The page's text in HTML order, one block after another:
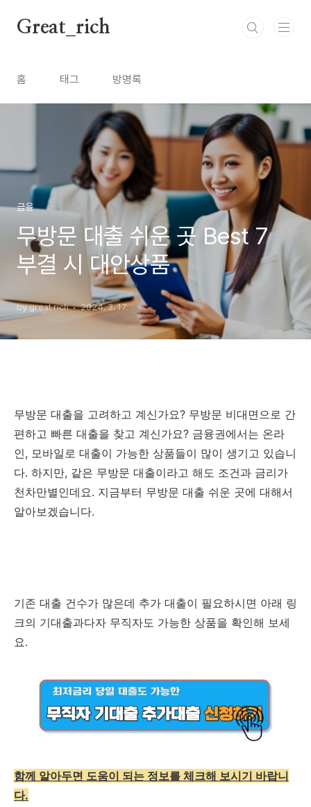
Great_rich
홈 태그 방명록
금융
무방문 대출 쉬운 곳 Best 7
부결 시 대안상품
by great rich 2024. 3. 17.
무방문 대출을 고려하고 계신가요? 무방문 비대면으로 간
편하고 빠른 대출을 찾고 계신가요? 금융권에서는 온라
인, 모바일로 대출이 가능한 상품들이 많이 생기고 있습니
다. 하지만, 같은 무방문 대출이라고 해도 조건과 금리가
천차만별인데요. 지금부터 무방문 대출 쉬운 곳에 대해서
알아보겠습니다.
기존 대출 건수가 많은데 추가 대출이 필요하시면 아래 링
크의 기대출과다자 무직자도 가능한 상품을 확인해 보세
요.
함께 알아두면 도움이 되는 정보를 체크해 보시기 바랍니
다.